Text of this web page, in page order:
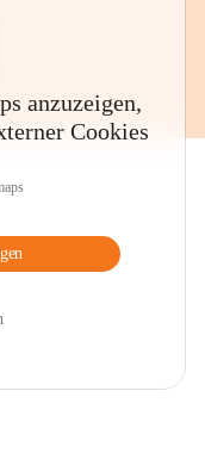
anzuzeigen,
Cookies